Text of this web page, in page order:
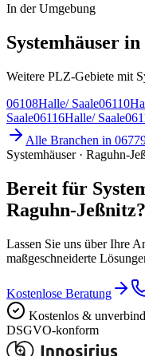
In der Umgebung
Systemhäuser
Weitere PLZ-Gebiete mit
06108Halle/ Saale06110
Saale06116Halle/ Saale
Alle Branchen in
Systemhäuser · Raguhn-
Bereit für
Raguhn-Jeßnitz?
Lassen Sie uns über Ihre
maßgeschneiderte
Kostenlose Beratung
Kostenlos &
DSGVO-konform